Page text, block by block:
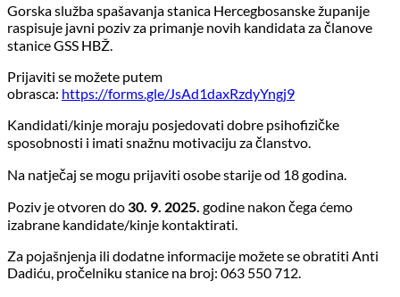
Gorska služba spašavanja stanica Hercegbosanske županije
raspisuje javni poziv za primanje novih kandidata za članove
stanice GSS HBŽ.
Prijaviti se možete putem
obrasca: https://forms.gle/JsAd1daxRzdyYngj9
Kandidati/kinje moraju posjedovati dobre psihofizičke
sposobnosti i imati snažnu motivaciju za članstvo.
Na natječaj se mogu prijaviti osobe starije od 18 godina.
Poziv je otvoren do30. 9. 2025. godine nakon čega ćemo
izabrane kandidate/kinje kontaktirati.
Za pojašnjenja ili dodatne informacije možete se obratiti Anti
Dadiću, pročelniku stanice na broj: 063 550 712.